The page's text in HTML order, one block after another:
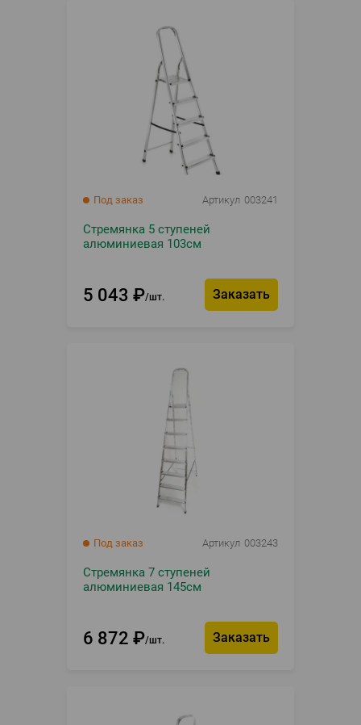
Под заказ Артикул 003241
Стремянка 5 ступеней
алюминиевая 103см
5 043 ₽ шт. Заказать
Под заказ Артикул 003243
Стремянка 7 ступеней
алюминиевая 145см
6 872 ₽ шт. Заказать